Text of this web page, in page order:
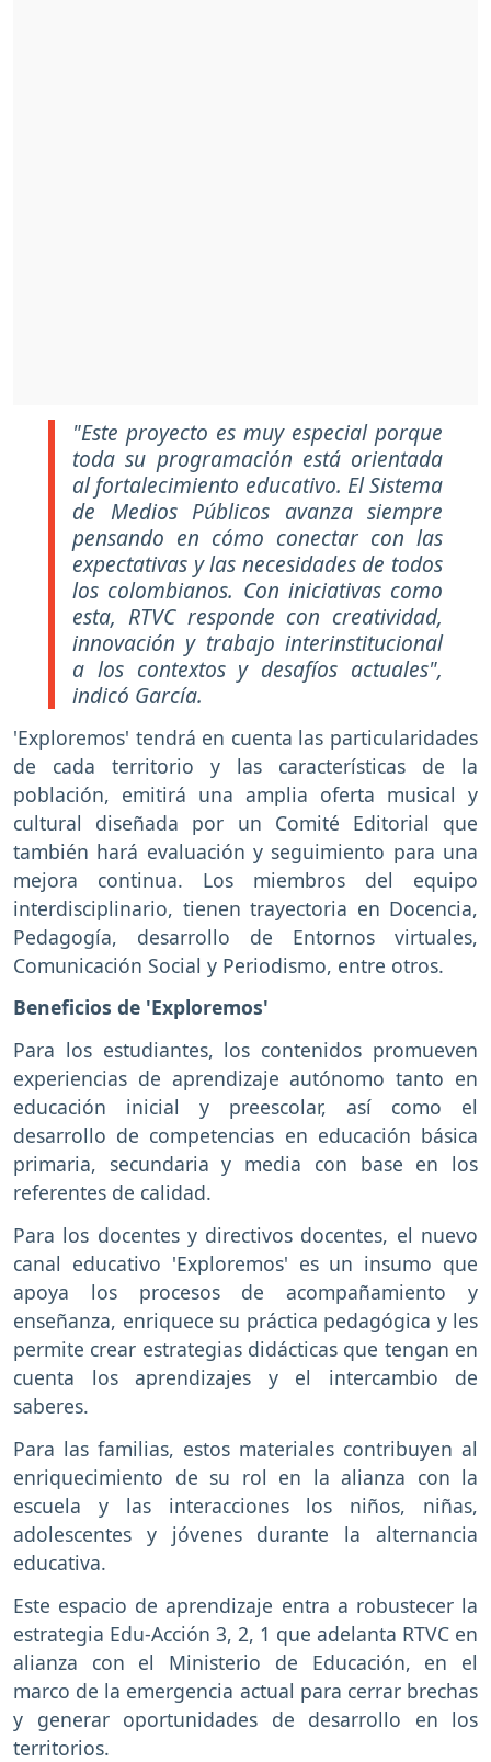
"Este proyecto es muy especial porque
toda su programación está orientada
al fortalecimiento educativo. El Sistema
de Medios Públicos avanza siempre
pensando en cómo conectar con las
expectativas y las necesidades de todos
los colombianos. Con iniciativas como
esta, RTVC responde con creatividad,
innovación y trabajo interinstitucional
a los contextos y desafíos actuales",
indicó García.
'Exploremos' tendrá en cuenta las particularidades
de cada territorio y las características de la
población, emitirá una amplia oferta musical y
cultural diseñada por un Comité Editorial que
también hará evaluación y seguimiento para una
mejora continua. Los miembros del equipo
interdisciplinario, tienen trayectoria en Docencia,
Pedagogía, desarrollo de Entornos virtuales,
Comunicación Social y Periodismo, entre otros.
Beneficios de 'Exploremos'
Para los estudiantes, los contenidos promueven
experiencias de aprendizaje autónomo tanto en
educación inicial y preescolar, así como el
desarrollo de competencias en educación básica
primaria, secundaria y media con base en los
referentes de calidad.
Para los docentes y directivos docentes, el nuevo
canal educativo 'Exploremos' es un insumo que
apoya los procesos de acompañamiento y
enseñanza, enriquece su práctica pedagógica y les
permite crear estrategias didácticas que tengan en
cuenta los aprendizajes y el intercambio de
saberes.
Para las familias, estos materiales contribuyen al
enriquecimiento de su rol en la alianza con la
escuela y las interacciones los niños, niñas,
adolescentes y jóvenes durante la alternancia
educativa.
Este espacio de aprendizaje entra a robustecer la
estrategia Edu-Acción 3, 2, 1 que adelanta RTVC en
alianza con el Ministerio de Educación, en el
marco de la emergencia actual para cerrar brechas
y generar oportunidades de desarrollo en los
territorios.